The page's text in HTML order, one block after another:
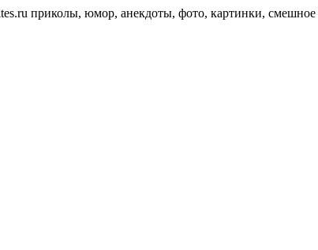
приколы, юмор, анекдоты, фото, картинки, смешное